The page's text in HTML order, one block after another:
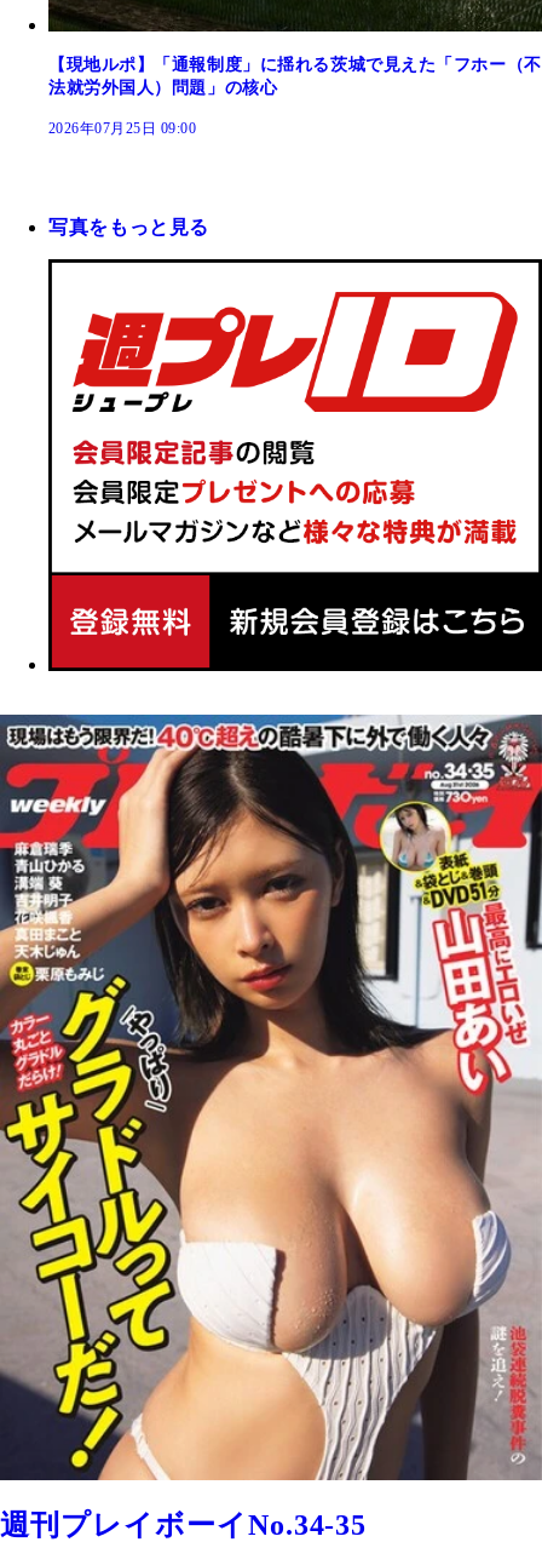
【現地ルポ】「通報制度」に揺れる茨城で見えた「フホー（不
法就労外国人）問題」の核心
2026年07月25日 09:00
写真をもっと見る
週刊プレイボーイNo.34-35